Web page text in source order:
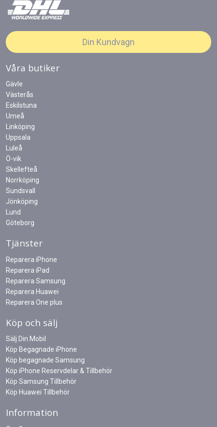
Din Kundvagn
Våra butiker
Gävle
Västerås
Eskilstuna
Umeå
Linköping
Uppsala
Luleå
Ö-vik
Skellefteå
Norrköping
Sundsvall
Jönköping
Lund
Göteborg
Tjänster
Reparera iPhone
Reparera iPad
Reparera Samsung
Reparera Huawei
Reparera One plus
Köp och sälj
Sälj Din Mobil
Köp Begagnade iPhone
Köp begagnade Samsung
Köp iPhone Reservdelar & Tillbehör
Köp Samsung Tillbehör
Köp Huawei Tillbehör
Information